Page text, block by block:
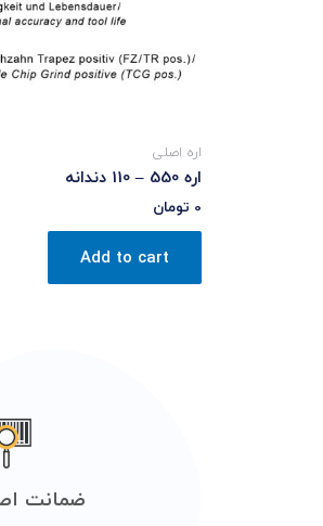
اره اصلی
اره 550 – 110 دندانه
0 تومان
Add to cart
ضمانت